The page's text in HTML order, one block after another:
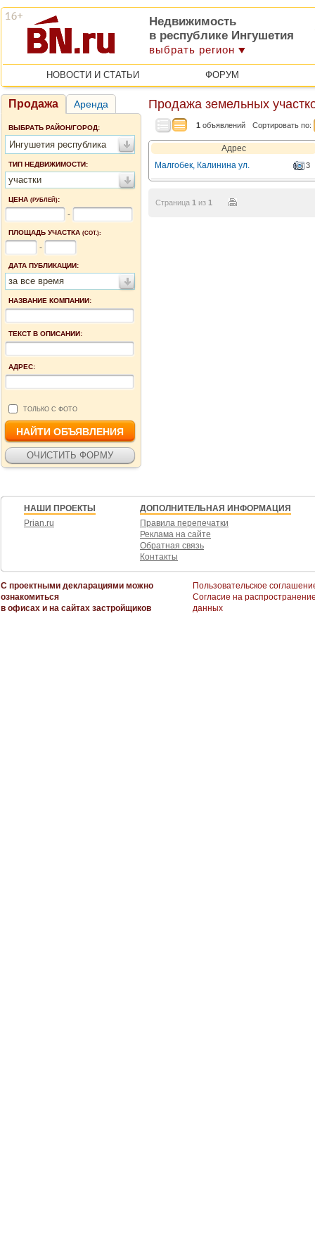
Недвижимость
в республике Ингушетия
выбрать регион
НОВОСТИ И СТАТЬИ ФОРУМ
Продажа Аренда
ВЫБРАТЬ РАЙОН/ГОРОД:
Ингушетия республика
ТИП НЕДВИЖИМОСТИ:
участки
ЦЕНА (РУБЛЕЙ):
-
ПЛОЩАДЬ УЧАСТКА (СОТ.):
-
ДАТА ПУБЛИКАЦИИ:
за все время
НАЗВАНИЕ КОМПАНИИ:
ТЕКСТ В ОПИСАНИИ:
АДРЕС:
ТОЛЬКО С ФОТО
Продажа земельных
1 объявлений Сортировать по:
Адрес
Малгобек, Калинина ул.
3
Страница 1 из 1
НАШИ ПРОЕКТЫ
Prian.ru
ДОПОЛНИТЕЛЬНАЯ ИНФОРМАЦИЯ
Правила перепечатки
Реклама на сайте
Обратная связь
Контакты
С проектными декларациями можно
ознакомиться
в офисах и на сайтах застройщиков
Пользовательское
Согласие на
данных